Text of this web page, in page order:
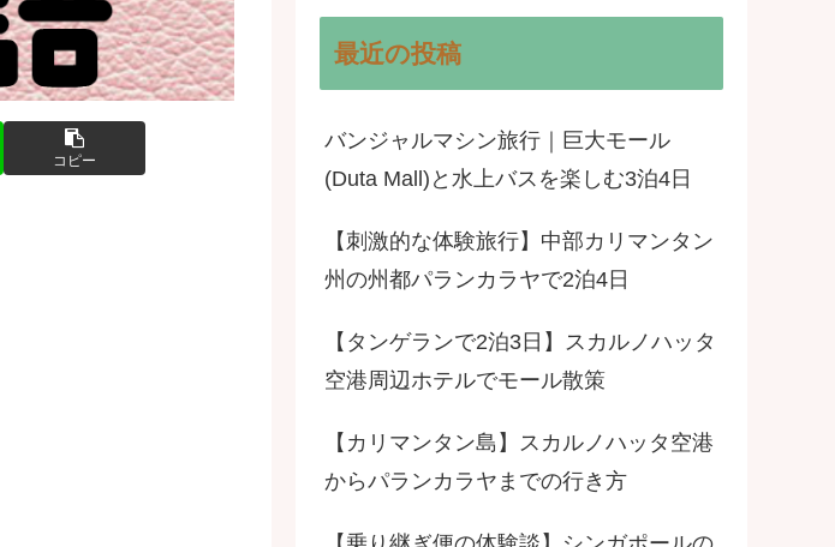
コピー
最近の投稿
バンジャルマシン旅行｜巨大モール
(Duta Mall)と水上バスを楽しむ3泊4日
【刺激的な体験旅行】中部カリマンタン
州の州都パランカラヤで2泊4日
【タンゲランで2泊3日】スカルノハッタ
空港周辺ホテルでモール散策
【カリマンタン島】スカルノハッタ空港
からパランカラヤまでの行き方